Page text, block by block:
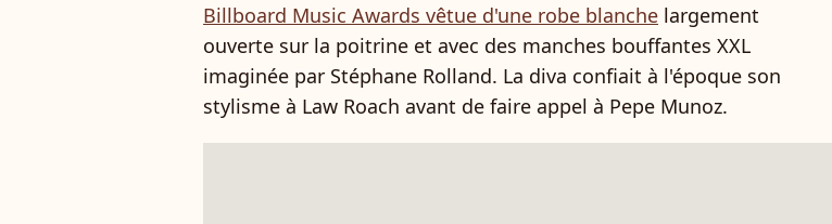
Billboard Music Awards vêtue d'une robe blanche largement
ouverte sur la poitrine et avec des manches bouffantes XXL
imaginée par Stéphane Rolland. La diva confiait à l'époque son
stylisme à Law Roach avant de faire appel à Pepe Munoz.